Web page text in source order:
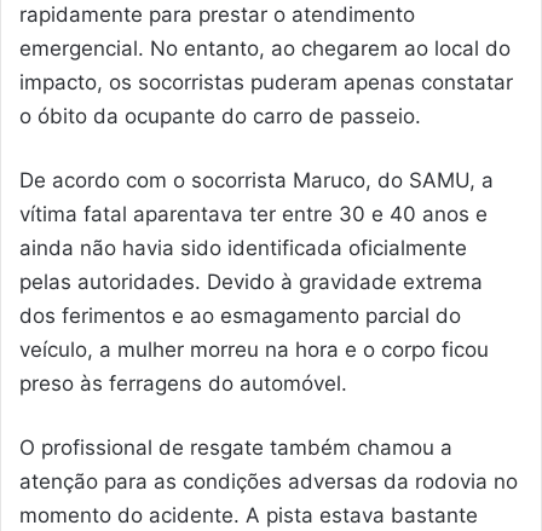
rapidamente para prestar o atendimento
emergencial. No entanto, ao chegarem ao local do
impacto, os socorristas puderam apenas constatar
o óbito da ocupante do carro de passeio.
De acordo com o socorrista Maruco, do SAMU, a
vítima fatal aparentava ter entre 30 e 40 anos e
ainda não havia sido identificada oficialmente
pelas autoridades. Devido à gravidade extrema
dos ferimentos e ao esmagamento parcial do
veículo, a mulher morreu na hora e o corpo ficou
preso às ferragens do automóvel.
O profissional de resgate também chamou a
atenção para as condições adversas da rodovia no
momento do acidente. A pista estava bastante